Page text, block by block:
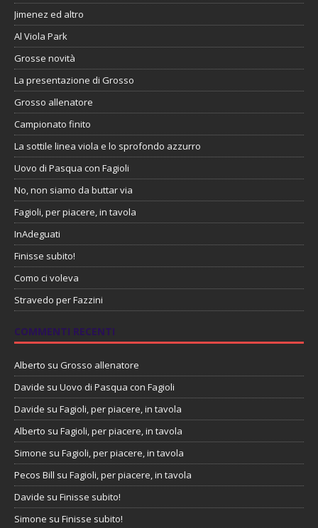
Jimenez ed altro
Al Viola Park
Grosse novità
La presentazione di Grosso
Grosso allenatore
Campionato finito
La sottile linea viola e lo sprofondo azzurro
Uovo di Pasqua con Fagioli
No, non siamo da buttar via
Fagioli, per piacere, in tavola
InAdeguati
Finisse subito!
Como ci voleva
Stravedo per Fazzini
COMMENTI RECENTI
Alberto su Grosso allenatore
Davide su Uovo di Pasqua con Fagioli
Davide su Fagioli, per piacere, in tavola
Alberto su Fagioli, per piacere, in tavola
Simone su Fagioli, per piacere, in tavola
Pecos Bill su Fagioli, per piacere, in tavola
Davide su Finisse subito!
Simone su Finisse subito!